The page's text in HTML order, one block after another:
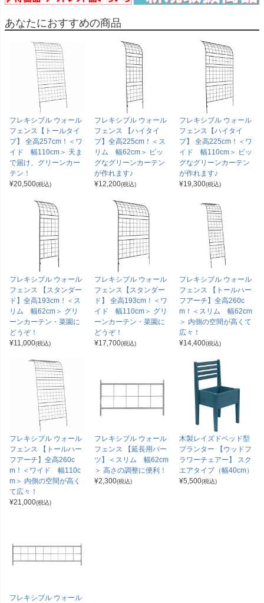
あなたにおすすめの商品
フレキシブル ウォール
フェンス【トールタイ
プ】 全高257cm！＜ワ
イド 幅110cm＞ 天ま
で届け、グリーンカー
テン！
¥20,500(税込)
フレキシブル ウォール
フェンス 【ハイタイ
プ】全高225cm！＜ス
リム 幅62cm＞ ビッ
グなグリーンカーテン
が作れます♪
¥12,200(税込)
フレキシブル ウォール
フェンス【ハイタイ
プ】 全高225cm！＜ワ
イド 幅110cm＞ ビッ
グなグリーンカーテン
が作れます♪
¥19,300(税込)
フレキシブル ウォール
フェンス 【スタンダー
ド】全高193cm！＜ス
リム 幅62cm＞ グリ
ーンカーテン・菜園に
どうぞ！
¥11,000(税込)
フレキシブル ウォール
フェンス【スタンダー
ド】 全高193cm！＜ワ
イド 幅110cm＞ グリ
ーンカーテン・菜園に
どうぞ！
¥17,700(税込)
フレキシブル ウォール
フェンス 【トールハー
フアーチ】全高260c
m！＜スリム 幅62cm
＞ 内側の空間が高くて
広々！
¥14,400(税込)
フレキシブル ウォール
フェンス 【トールハー
フアーチ】全高260c
m！＜ワイド 幅110c
m＞ 内側の空間が高く
て広々！
¥21,000(税込)
フレキシブル ウォール
フェンス 【延長用パー
ツ】＜スリム 幅62cm
＞ 高さの調整に便利！
¥2,300(税込)
木製レイズドベッド型
プランター 【ウッドフ
ラワーチェアー】 スク
エアタイプ（幅40cm）
¥5,500(税込)
フレキシブル ウォール